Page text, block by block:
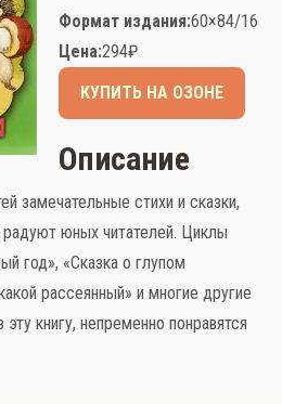
Детское видео
Стихи
Детская литература
Полезный досуг
Формат издания:60×84/16
Цена:294₽
КУПИТЬ НА ОЗОНЕ
Описание
замечательные стихи и сказки,
юных читателей. Циклы
год», «Сказка о глупом
рассеянный» и многие другие
книгу, непременно понравятся